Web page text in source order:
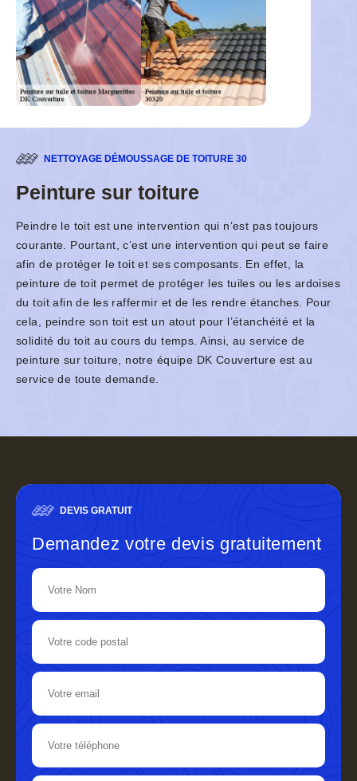
NETTOYAGE DÉMOUSSAGE DE TOITURE 30
Peinture sur toiture
Peindre le toit est une intervention qui n’est pas toujours
courante. Pourtant, c’est une intervention qui peut se faire
afin de protéger le toit et ses composants. En effet, la
peinture de toit permet de protéger les tuiles ou les ardoises
du toit afin de les raffermir et de les rendre étanches. Pour
cela, peindre son toit est un atout pour l’étanchéité et la
solidité du toit au cours du temps. Ainsi, au service de
peinture sur toiture, notre équipe DK Couverture est au
service de toute demande.
DEVIS GRATUIT
Demandez votre devis gratuitement